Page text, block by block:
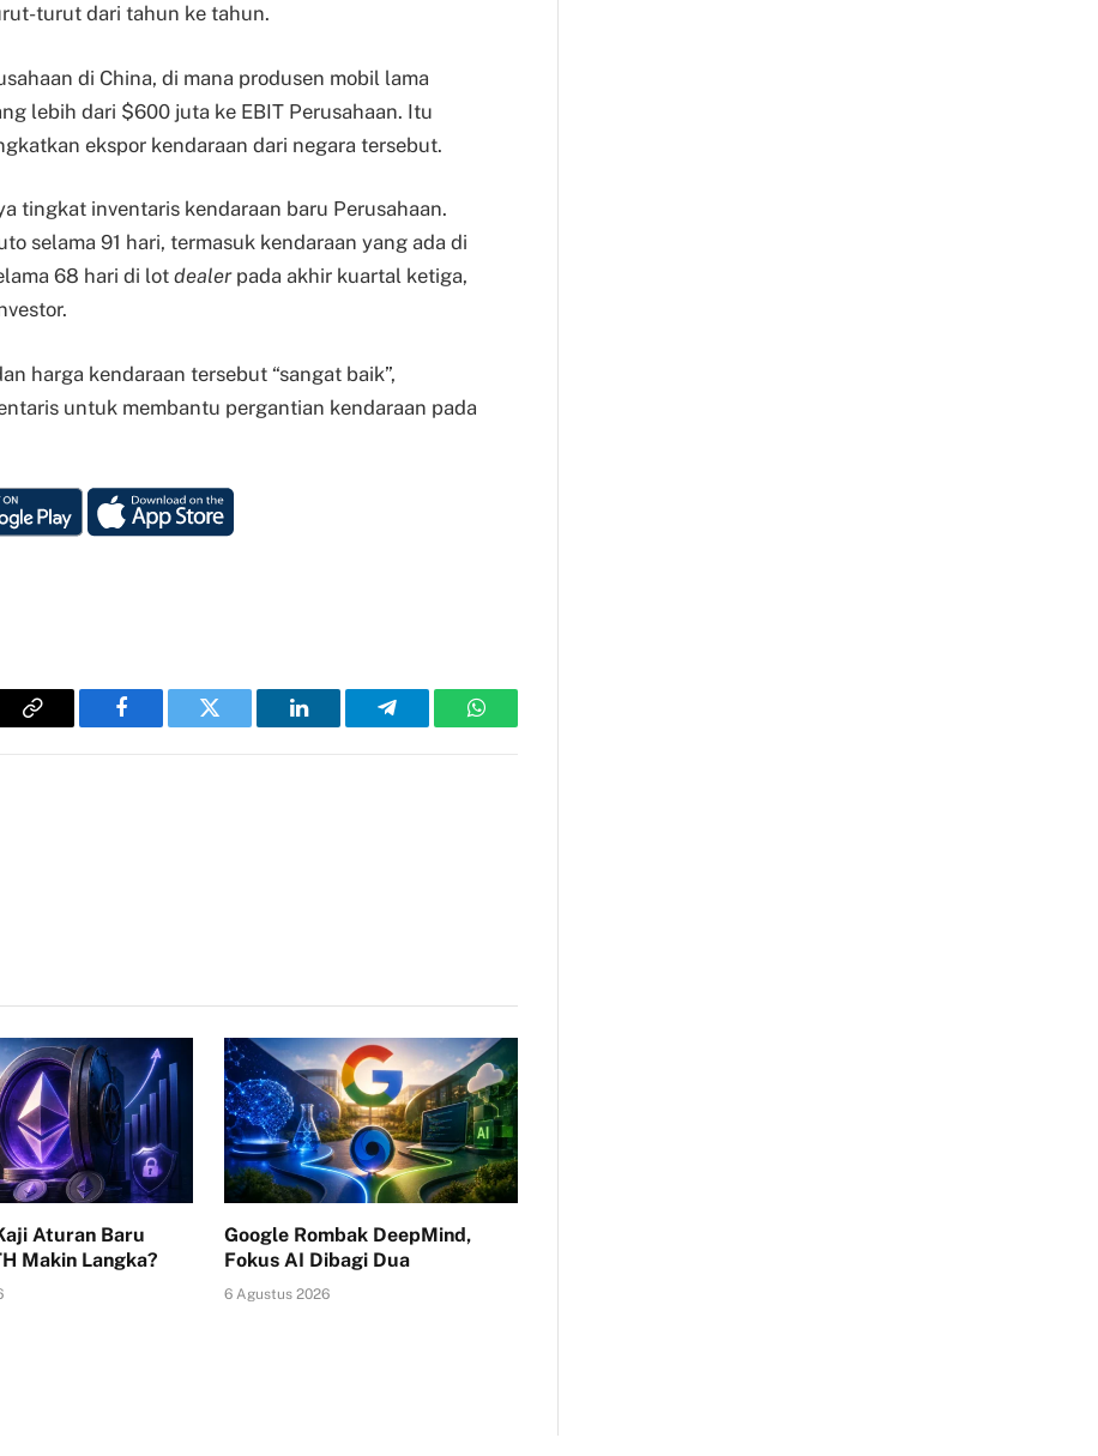
turut dari tahun ke tahun.
di China, di mana produsen mobil lama
lebih dari $600 juta ke EBIT Perusahaan. Itu
ekspor kendaraan dari negara tersebut.
tingkat inventaris kendaraan baru Perusahaan.
selama 91 hari, termasuk kendaraan yang ada di
68 hari di lot dealerpada akhir kuartal ketiga,
harga kendaraan tersebut “sangat baik”,
untuk membantu pergantian kendaraan pada
Copy
Facebook Twitter LinkedIn Telegram WhatsApp
Aturan Baru
Makin Langka?
Google Rombak DeepMind,
Fokus AI Dibagi Dua
6 Agustus 2026